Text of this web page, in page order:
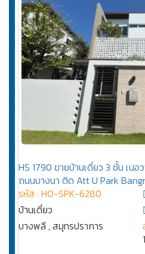
HS 1790 ขายบ้านเดี่ยว 3 ชั้น เน
ถนนบางนา ติด Att U Park
รหัส : HO-SPK-6280
บ้านเดี่ยว
บางพลี , สมุทรปราการ